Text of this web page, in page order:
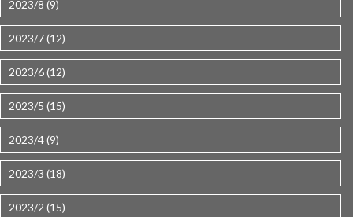
2023/8 (9)
2023/7 (12)
2023/6 (12)
2023/5 (15)
2023/4 (9)
2023/3 (18)
2023/2 (15)